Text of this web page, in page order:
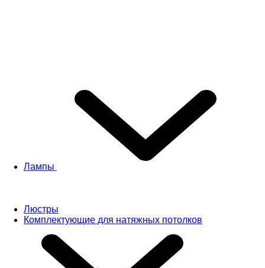
Лампы
Люстры
Комплектующие для натяжных потолков